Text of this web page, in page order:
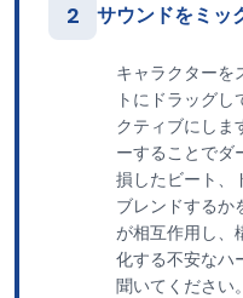
2 サウンドをミッ
キャラクターを
トにドラッグ
クティブにしま
ーすることでダ
損したビート、
ブレンドするか
が相互作用し、
化する不安なハ
聞いてください。